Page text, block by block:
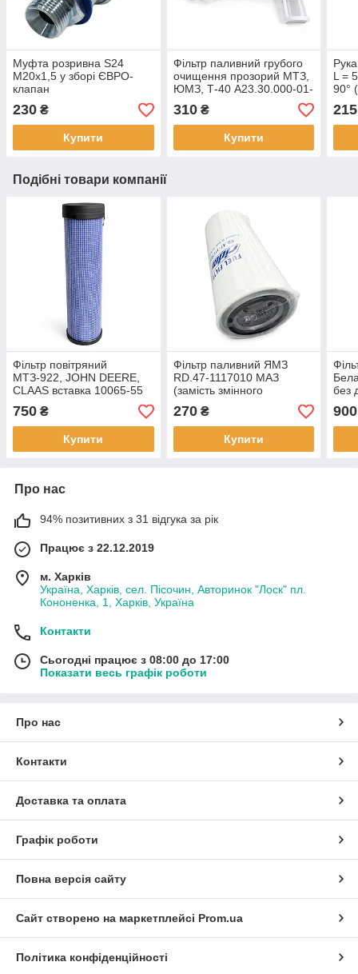
Муфта розривна S24
М20х1,5 у зборі ЄВРО-
клапан
230 ₴
Купити
Фільтр паливний грубого
очищення прозорий МТЗ,
ЮМЗ, Т-40 А23.30.000-01-
10 у зборі
310₴
Купити
L =
90°
215
Подібні товари компанії
Фільтр повітряний
МТЗ-922, JOHN DEERE,
CLAAS вставка 10065-55
Канада)
750 ₴
Купити
Фільтр паливний ЯМЗ
RD.47-1117010 МАЗ
(замість змінного
270₴
Купити
без
900
Про нас
94% позитивних з 31 відгука за рік
Працює з 22.12.2019
м. Харків
Україна, Харків, сел. Пісочин, Авторинок "Лоск" пл.
Кононенка, 1, Харків, Україна
Контакти
Сьогодні працює з 08:00 до 17:00
Показати весь графік роботи
Про нас
Контакти
Доставка та оплата
Графік роботи
Повна версія сайту
Сайт створено на маркетплейсі Prom.ua
Політика конфіденційності